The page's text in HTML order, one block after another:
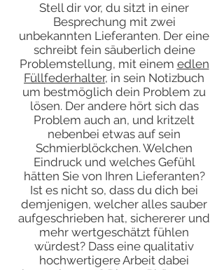
Stell dir vor, du sitzt in einer
Besprechung mit zwei
unbekannten Lieferanten. Der eine
schreibt fein säuberlich deine
Problemstellung, mit einem edlen
Füllfederhalter, in sein Notizbuch
um bestmöglich dein Problem zu
lösen. Der andere hört sich das
Problem auch an, und kritzelt
nebenbei etwas auf sein
Schmierblöckchen. Welchen
Eindruck und welches Gefühl
hätten Sie von Ihren Lieferanten?
Ist es nicht so, dass du dich bei
demjenigen, welcher alles sauber
aufgeschrieben hat, sichererer und
mehr wertgeschätzt fühlen
würdest? Dass eine qualitativ
hochwertigere Arbeit dabei